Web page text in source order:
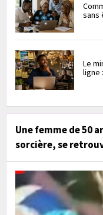
sans
Le
ligne
Une femme de 50
sorcière, se